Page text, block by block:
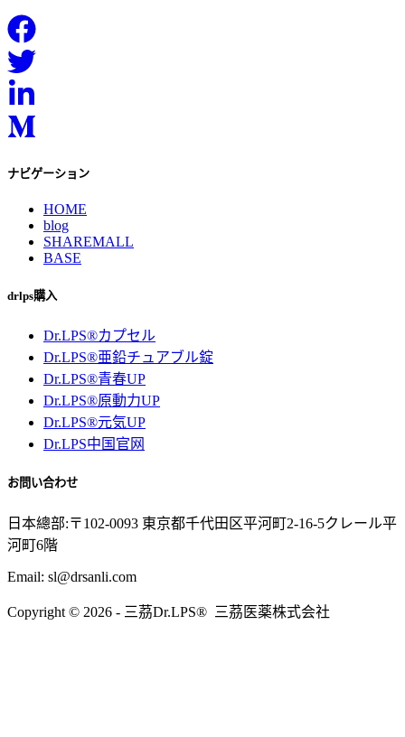
ナビゲーション
HOME
blog
SHAREMALL
BASE
drlps購入
Dr.LPS®カプセル
Dr.LPS®亜鉛チュアブル錠
Dr.LPS®青春UP
Dr.LPS®原動力UP
Dr.LPS®元気UP
Dr.LPS中国官网
お問い合わせ
日本總部:〒102-0093 東京都千代田区平河町2-16-5クレール平
河町6階
Email: sl@drsanli.com
Copyright © 2026 - 三茘Dr.LPS® 三茘医薬株式会社